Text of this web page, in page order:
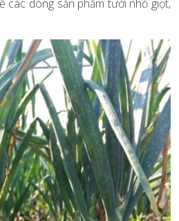
các dòng sản phẩm tưới nhỏ giọt,